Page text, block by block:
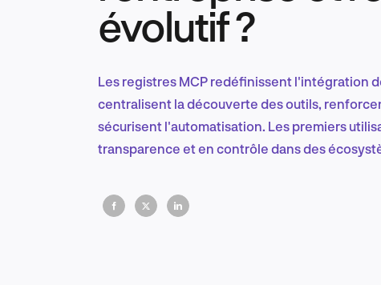
évolutif ?
Les registres MCP redéfinissent l'intégration
centralisent la découverte des outils,
sécurisent l'automatisation. Les premiers
transparence et en contrôle dans des